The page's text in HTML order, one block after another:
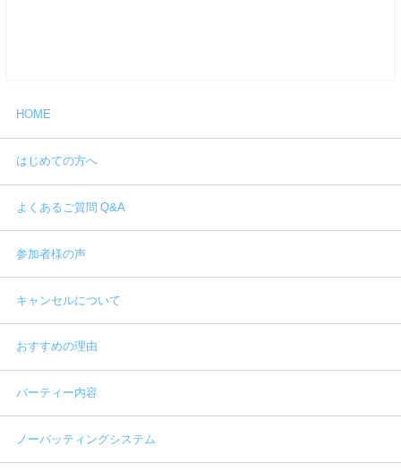
HOME
はじめての方へ
よくあるご質問 Q&A
参加者様の声
キャンセルについて
おすすめの理由
パーティー内容
ノーバッティングシステム